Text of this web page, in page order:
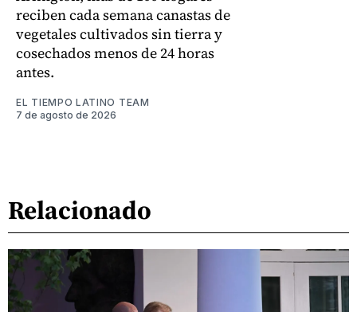
reciben cada semana canastas de
vegetales cultivados sin tierra y
cosechados menos de 24 horas
antes.
EL TIEMPO LATINO TEAM
7 de agosto de 2026
Relacionado